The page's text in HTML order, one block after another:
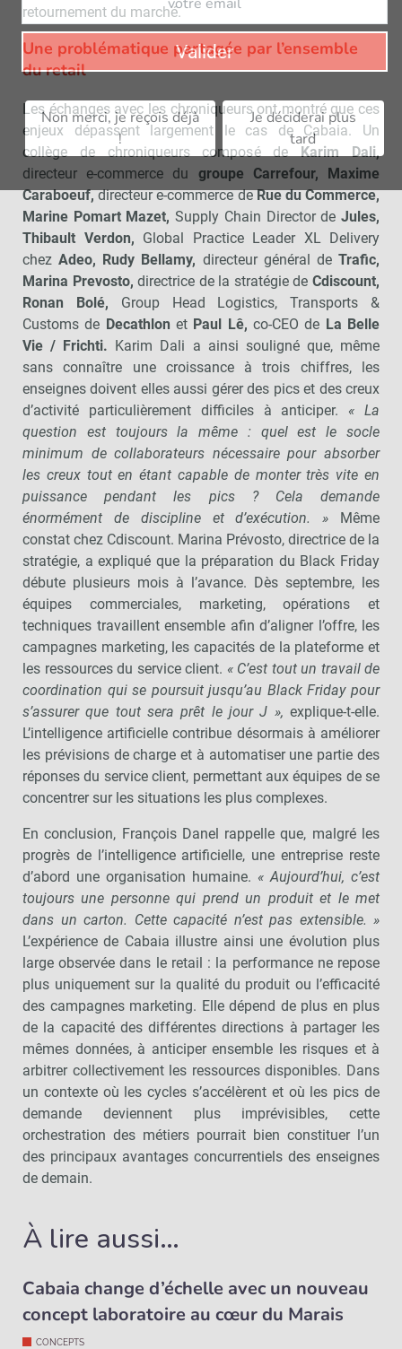
retournement du marché.
Une problématique partagée par l’ensemble
du retail
Les échanges avec les chroniqueurs ont montré que ces
enjeux dépassent largement le cas de Cabaia. Un
collège de chroniqueurs composé deKarim Dali,
directeur e-commerce du groupe Carrefour, Maxime
Caraboeuf,directeur e-commerce deRue du Commerce,
Marine Pomart Mazet,Supply Chain Director deJules,
Thibault Verdon, Global Practice Leader XL Delivery
chez Adeo, Rudy Bellamy, directeur général deTrafic,
Marina Prevosto,directrice de la stratégie de Cdiscount,
Ronan Bolé, Group Head Logistics, Transports &
Customs de Decathlon et Paul Lê,co-CEO de La Belle
Vie / Frichti. Karim Dali a ainsi souligné que, même
sans connaître une croissance à trois chiffres, les
enseignes doivent elles aussi gérer des pics et des creux
d’activité particulièrement difficiles à anticiper. « La
question est toujours la même : quel est le socle
minimum de collaborateurs nécessaire pour absorber
les creux tout en étant capable de monter très vite en
puissance pendant les pics ? Cela demande
énormément de discipline et d’exécution. » Même
constat chez Cdiscount. Marina Prévosto, directrice de la
stratégie, a expliqué que la préparation du Black Friday
débute plusieurs mois à l’avance. Dès septembre, les
équipes commerciales, marketing, opérations et
techniques travaillent ensemble afin d’aligner l’offre, les
campagnes marketing, les capacités de la plateforme et
les ressources du service client. « C’est tout un travail de
coordination qui se poursuit jusqu’au Black Friday pour
s’assurer que tout sera prêt le jour J », explique-t-elle.
L’intelligence artificielle contribue désormais à améliorer
les prévisions de charge et à automatiser une partie des
réponses du service client, permettant aux équipes de se
concentrer sur les situations les plus complexes.
En conclusion, François Danel rappelle que, malgré les
progrès de l’intelligence artificielle, une entreprise reste
d’abord une organisation humaine. « Aujourd’hui, c’est
toujours une personne qui prend un produit et le met
dans un carton. Cette capacité n’est pas extensible. »
L’expérience de Cabaia illustre ainsi une évolution plus
large observée dans le retail : la performance ne repose
plus uniquement sur la qualité du produit ou l’efficacité
des campagnes marketing. Elle dépend de plus en plus
de la capacité des différentes directions à partager les
mêmes données, à anticiper ensemble les risques et à
arbitrer collectivement les ressources disponibles. Dans
un contexte où les cycles s’accélèrent et où les pics de
demande deviennent plus imprévisibles, cette
orchestration des métiers pourrait bien constituer l’un
des principaux avantages concurrentiels des enseignes
de demain.
À lire aussi…
Cabaia change d’échelle avec un nouveau
concept laboratoire au cœur du Marais
CONCEPTS
Valider
Non merci, je reçois déjà
!
Je déciderai plus
tard